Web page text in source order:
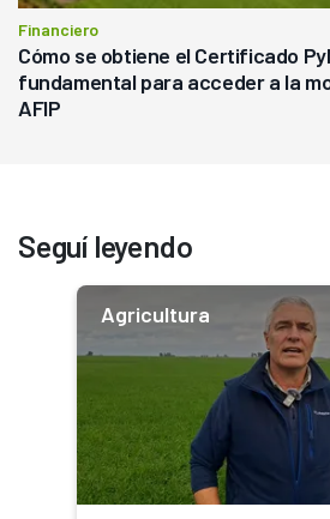
Financiero
Cómo se obtiene el Certificado
fundamental para acceder a la
AFIP
Seguí leyendo
Agricultura